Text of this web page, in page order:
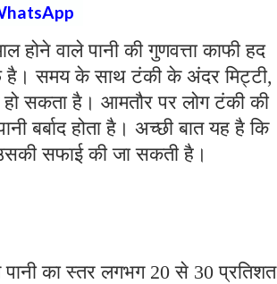
होने वाले पानी की गुणवत्ता काफी हद
है। समय के साथ टंकी के अंदर मिट्टी,
हो सकता है। आमतौर पर लोग टंकी की
बर्बाद होता है। अच्छी बात यह है कि
सफाई की जा सकती है।
का स्तर लगभग 20 से 30 प्रतिशत